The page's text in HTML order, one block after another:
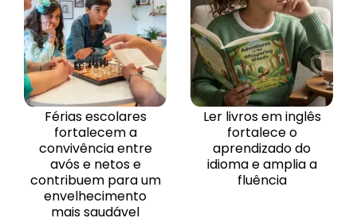
Férias escolares
fortalecem a
convivência entre
avós e netos e
contribuem para um
envelhecimento
mais saudável
Ler livros em inglês
fortalece o
aprendizado do
idioma e amplia a
fluência